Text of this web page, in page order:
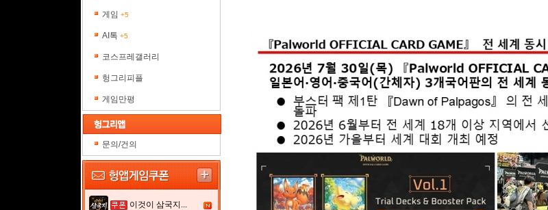
게임 +5
AI톡 +5
코스프레갤러리
헝그리피플
게임만평
문의/건의
이것이 삼국지...